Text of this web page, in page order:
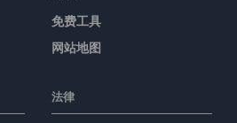
免费工具
网站地图
法律